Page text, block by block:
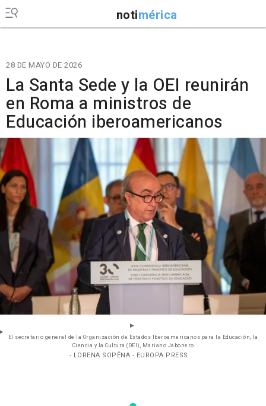
notimérica
28 DE MAYO DE 2026
La Santa Sede y la OEI reunirán
en Roma a ministros de
Educación iberoamericanos
El secretario general de la Organización de Estados Iberoamericanos para la Educación, la
Ciencia y la Cultura (OEI), Mariano Jabonero
- LORENA SOPÊNA - EUROPA PRESS